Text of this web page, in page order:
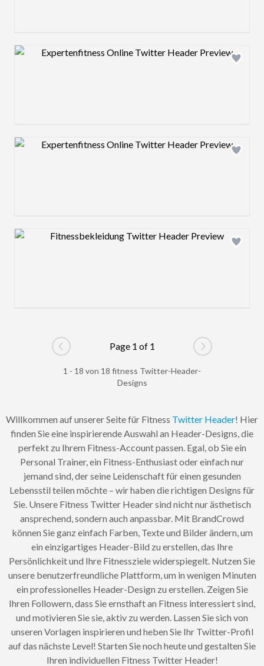
Design preview image
Design preview image
Design preview image
Go to previous page
Page 1 of 1
Go to next
1 - 18 von 18 fitness Twitter-Header-
Designs
Willkommen auf unserer Seite für Fitness Twitter Header! Hier
finden Sie eine inspirierende Auswahl an Header-Designs, die
perfekt zu Ihrem Fitness-Account passen. Egal, ob Sie ein
Personal Trainer, ein Fitness-Enthusiast oder einfach nur
jemand sind, der seine Leidenschaft für einen gesunden
Lebensstil teilen möchte – wir haben die richtigen Designs für
Sie. Unsere Fitness Twitter Header sind nicht nur ästhetisch
ansprechend, sondern auch anpassbar. Mit BrandCrowd
können Sie ganz einfach Farben, Texte und Bilder ändern, um
ein einzigartiges Header-Bild zu erstellen, das Ihre
Persönlichkeit und Ihre Fitnessziele widerspiegelt. Nutzen Sie
unsere benutzerfreundliche Plattform, um in wenigen Minuten
ein professionelles Header-Design zu erstellen. Zeigen Sie
Ihren Followern, dass Sie ernsthaft an Fitness interessiert sind,
und motivieren Sie sie, aktiv zu werden. Lassen Sie sich von
unseren Vorlagen inspirieren und heben Sie Ihr Twitter-Profil
auf das nächste Level! Starten Sie noch heute und gestalten Sie
Ihren individuellen Fitness Twitter Header!